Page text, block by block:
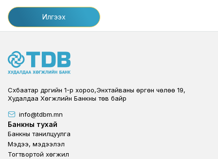
Илгээх
Сүхбаатар дүүргийн 1-р хороо,Энхтайваны өргөн чөлөө 19,
Худалдаа Хөгжлийн Банкны төв байр
info@tdbm.mn
Footer
Банкны тухай
Банкны танилцуулга
Мэдээ, мэдээлэл
Тогтвортой хөгжил